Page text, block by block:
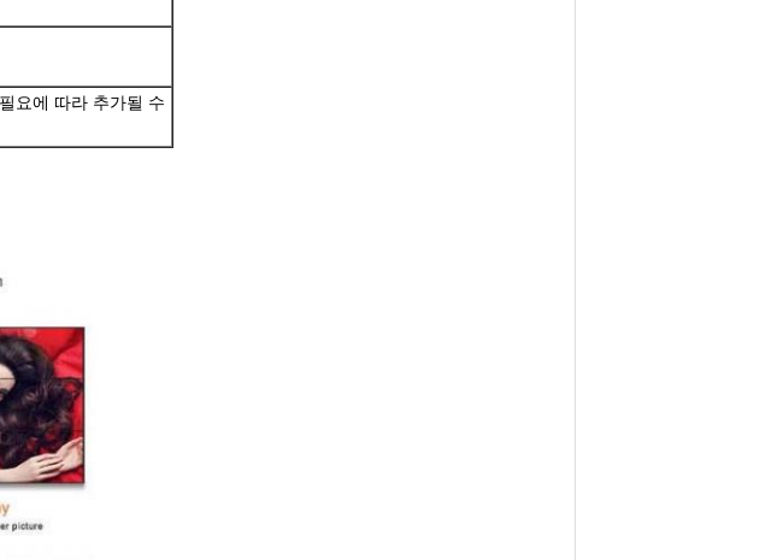
요에 따라 추가될 수